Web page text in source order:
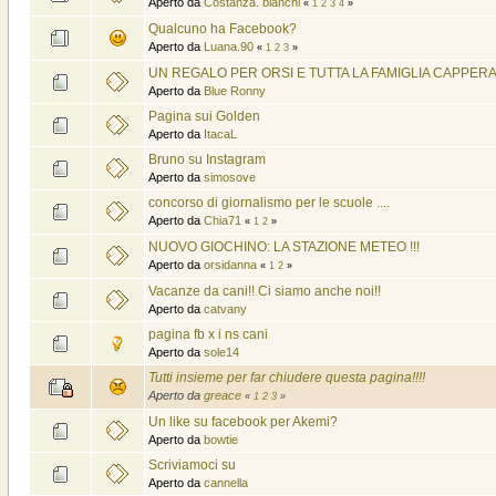
« 1 2 3 4»
Qualcuno ha Facebook?
Aperto da Luana.90 « 1 2 3»
UN REGALO PER ORSI E TUTTA LA FAMIGLIA CAPPERA
Aperto da Blue Ronny
Pagina sui Golden
Aperto da ItacaL
Bruno su Instagram
Aperto da simosove
concorso di giornalismo per le scuole ....
Aperto da Chia71 « 1 2»
NUOVO GIOCHINO: LA STAZIONE METEO !!!
Aperto da orsidanna « 1 2»
Vacanze da cani!! Ci siamo anche noi!!
Aperto da catvany
pagina fb x i ns cani
Aperto da sole14
Tutti insieme per far chiudere questa pagina!!!!
Aperto da greace « 1 2 3»
Un like su facebook per Akemi?
Aperto da bowtie
Scriviamoci su
Aperto da cannella